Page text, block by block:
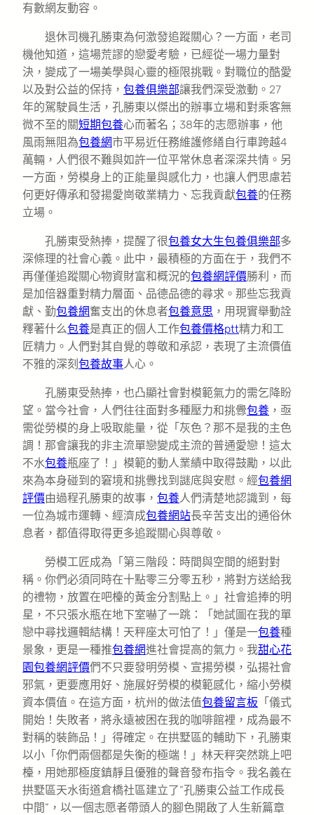
有數網友動容。
退休司機孔勝東為何激發追蹤關心？一方面，老司
機他知道，這場荒謬的戀愛考驗，已經從一場力量對
決，變成了一場美學與心靈的極限挑戰。對職位的酷愛
以及對公益的保持， 包養俱樂部讓我們深受激動。27
年的駕駛員生活，孔勝東以傑出的辦事立場和對乘客無
微不至的關短期包養心而著名；38年的志愿辦事，他
風雨無阻為包養網市平易近任務維護修繕自行車跨越4
萬輛，人們很不難與如許一位平常休息者深深共情。另
一方面，勞模身上的正能量與感化力，也讓人們思慮若
何更好傳承和發揚愛崗敬業精力、忘我貢獻包養的任務
立場。
孔勝東受熱捧，提醒了很包養女大生包養俱樂部多
深條理的社會心義。此中，最積極的方面在于，我們不
再僅僅追蹤關心物資財富和概況的包養網評價勝利，而
是加倍器重對精力層面、品德品德的尋求。那些忘我貢
獻、勤包養網奮支出的休息者包養意思 ，用現實舉動詮
釋著什么包養是真正的個人工作包養價格ptt精力和工
匠精力。人們對其自覺的尊敬和承認，表現了主流價值
不雅的深刻 包養故事人心。
孔勝東受熱捧，也凸顯社會對模範氣力的需乞降盼
望。當今社會，人們往往面對多種壓力和挑釁包養 ，亟
需從勞模的身上吸取能量，從「灰色？那不是我的主色
調！那會讓我的非主流單戀變成主流的普通愛戀！這太
不水包養瓶座了！」模範的動人業績中取得鼓勵，以此
來為本身碰到的窘境和挑釁找到謎底與安慰。經包養網
評價由過程孔勝東的故事， 包養人們清楚地認識到，每
一位為城市運轉、經濟成包養網站長辛苦支出的通俗休
息者，都值得取得更多追蹤關心與尊敬。
勞模工匠成為「第三階段：時間與空間的絕對對
稱。你們必須同時在十點零三分零五秒，將對方送給我
的禮物，放置在吧檯的黃金分割點上。」社會追捧的明
星，不只張水瓶在地下室嚇了一跳：「她試圖在我的單
戀中尋找邏輯結構！天秤座太可怕了！」僅是一包養種
景象，更是一種推包養網進社會提高的氣力。我甜心花
園包養網評價們不只要發明勞模、宣揚勞模，弘揚社會
邪氣，更要應用好、施展好勞模的模範感化，縮小勞模
資本價值。在這方面，杭州的做法值包養留言板 「儀式
開始！失敗者，將永遠被困在我的咖啡館裡，成為最不
對稱的裝飾品！」得確定。在拱墅區的輔助下，孔勝東
以小「你們兩個都是失衡的極端！」林天秤突然跳上吧
檯，用她那極度鎮靜且優雅的聲音發布指令。我名義在
拱墅區天水街道倉橋社區建立了“孔勝東公益工作成長
中間”，以一個志愿者帶頭人的腳色開啟了人生新篇章